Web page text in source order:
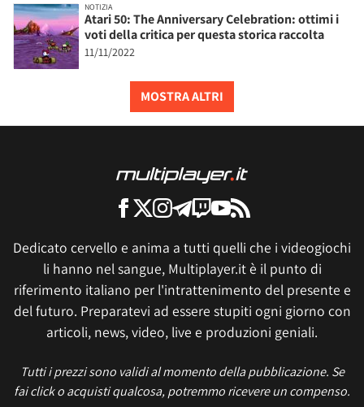
NOTIZIA
Atari 50: The Anniversary Celebration: ottimi i
voti della critica per questa storica raccolta
11/11/2022
MOSTRA ALTRI
Dedicato cervello e anima a tutti quelli che i videogiochi
li hanno nel sangue, Multiplayer.it è il punto di
riferimento italiano per l'intrattenimento del presente e
del futuro. Preparatevi ad essere stupiti ogni giorno con
articoli, news, video, live e produzioni geniali.
Tutti i prezzi sono validi al momento della pubblicazione. Se
fai click o acquisti qualcosa, potremmo ricevere un compenso.